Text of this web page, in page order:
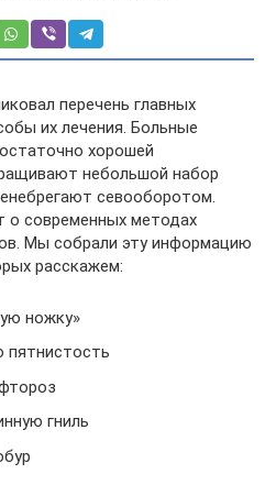
перечень главных
их лечения. Больные
хорошей
небольшой набор
севооборотом.
о современных методах
Мы собрали эту информацию
расскажем:
ножку»
пятнистость
гниль